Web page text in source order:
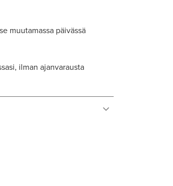
muutamassa päivässä
ilman ajanvarausta